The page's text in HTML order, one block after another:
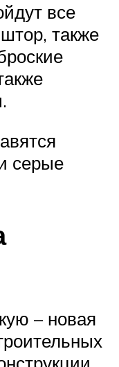
все
также
серые
– новая